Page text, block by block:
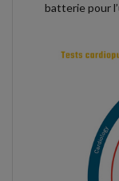
batterie pour